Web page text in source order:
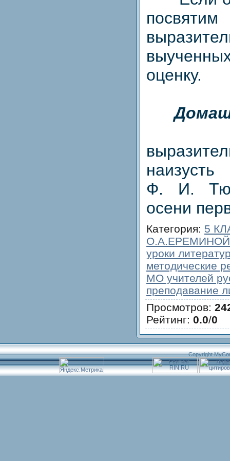
оценку.
Ф. И.
осени
Категория: 5
О.А.ЕРЕМИНОЙ
уроки
методические
МО учителей
преподавание
Просмотров:
Рейтинг: 0.0/0
Copyright